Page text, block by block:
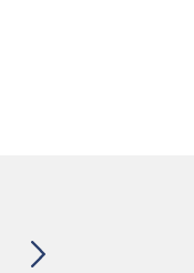
Next